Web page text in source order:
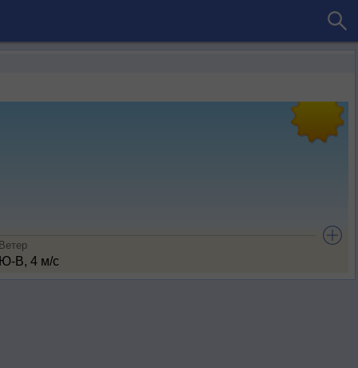
Ветер
Ю-В, 4 м/с